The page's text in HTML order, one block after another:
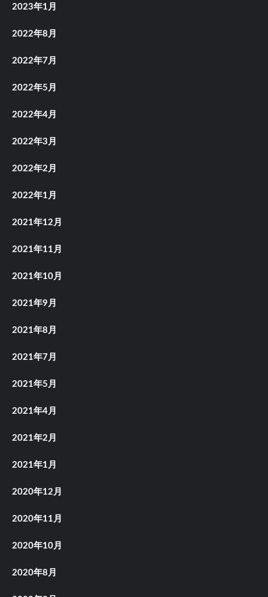
2023年1月
2022年8月
2022年7月
2022年5月
2022年4月
2022年3月
2022年2月
2022年1月
2021年12月
2021年11月
2021年10月
2021年9月
2021年8月
2021年7月
2021年5月
2021年4月
2021年2月
2021年1月
2020年12月
2020年11月
2020年10月
2020年8月